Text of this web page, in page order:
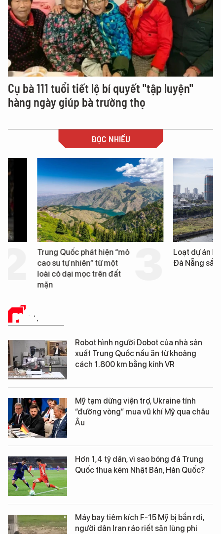
Cụ bà 111 tuổi tiết lộ bí quyết "tập luyện"
hàng ngày giúp bà trường thọ
ĐỌC NHIỀU
Trung Quốc phát hiện “mỏ
cao su tự nhiên” từ một
loài cỏ dại mọc trên đất
Loạt dự án bất động
Đà Nẵng sắp bị kiểm
PHÂN TÍCH
Robot hình người Dobot của nhà sản
xuất Trung Quốc nấu ăn từ khoảng
cách 1.800 km bằng kính VR
Mỹ tạm dừng viện trợ, Ukraine tính
“đường vòng” mua vũ khí Mỹ qua châu
Âu
Hơn 1,4 tỷ dân, vì sao bóng đá Trung
Quốc thua kém Nhật Bản, Hàn Quốc?
Máy bay tiêm kích F-15 Mỹ bị bắn rơi,
người dân Iran ráo riết săn lùng phi